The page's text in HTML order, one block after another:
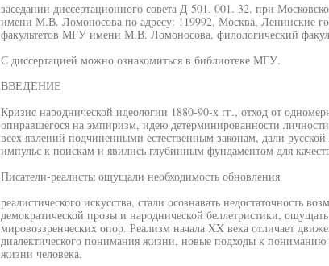
заседании диссертационного совета Д 501. 001. 32. при
имени М.В. Ломоносова по адресу: 119992, Москва, Ленинские
факультетов МГУ имени М.В. Ломоносова, филологический
С диссертацией можно ознакомиться в библиотеке МГУ.
ВВЕДЕНИЕ
Кризис народнической идеологии 1880-90-х гг., отход от
опиравшегося на эмпиризм, идею детерминированности
всех явлений подчиненными естественным законам, дали
импульс к поискам и явились глубинным фундаментом для
Писатели-реалисты ощущали необходимость обновления
реалистического искусства, стали осознавать недостаточность
демократической прозы и народнической беллетристики,
мировоззренческих опор. Реализм начала XX века отличает
диалектического понимания жизни, новые подходы к пониманию
жизни человека.